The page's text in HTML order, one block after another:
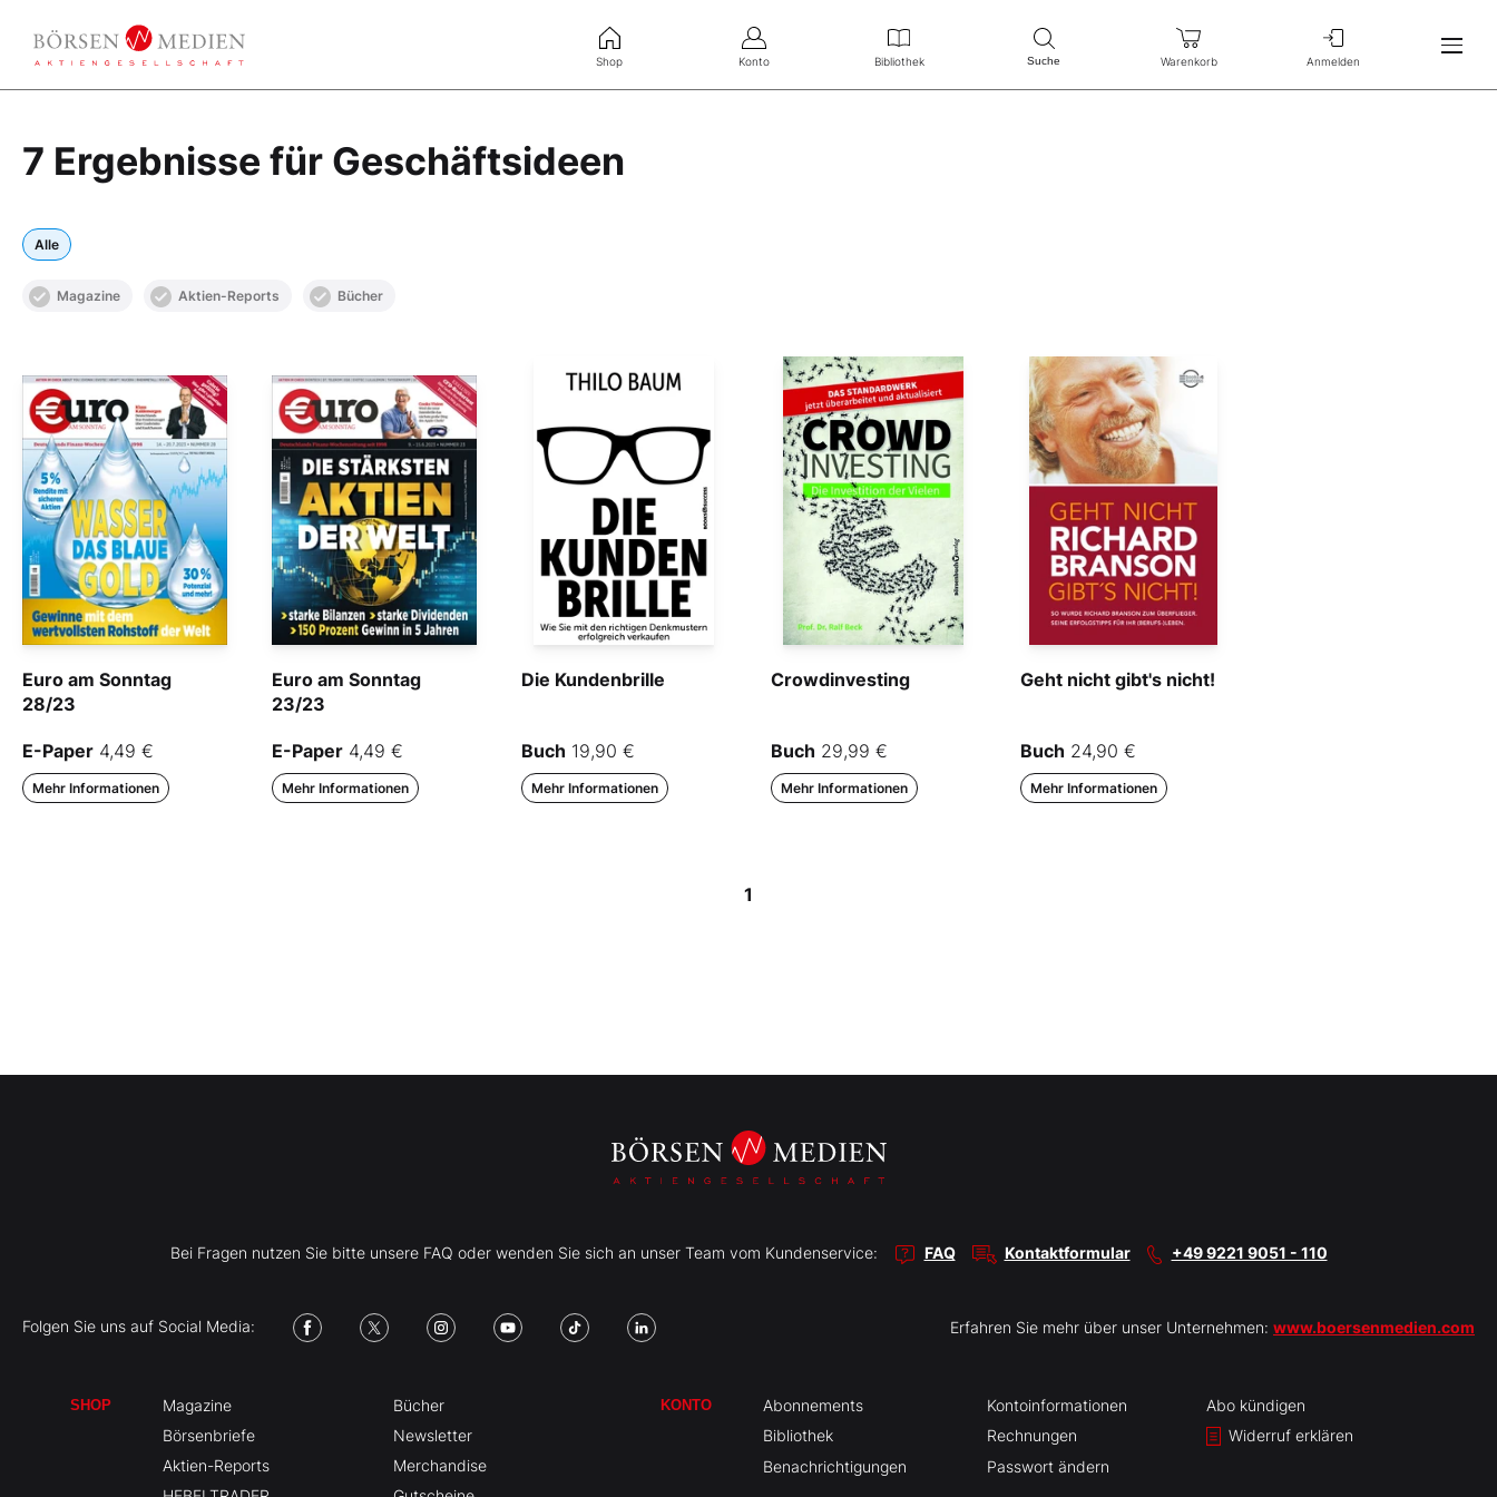
Shop Konto Bibliothek Suche Warenkorb Anmelden
7 Ergebnisse für Geschäftsideen
Alle
Magazine Aktien-Reports Bücher
Euro am Sonntag
28/23
E-Paper 4,49 €
Mehr Informationen
Euro am Sonntag
23/23
E-Paper 4,49 €
Mehr Informationen
Die Kundenbrille
Buch 19,90 €
Mehr Informationen
Crowdinvesting
Buch 29,99 €
Mehr Informationen
Geht nicht gibt's nicht!
Buch 24,90 €
Mehr Informationen
1
Bei Fragen nutzen Sie bitte unsere FAQ oder wenden Sie sich an unser Team vom Kundenservice: FAQ Kontaktformular +49 9221 9051 - 110
Folgen Sie uns auf Social Media: Erfahren Sie mehr über unser Unternehmen: www.boersenmedien.com
SHOP
Magazine
Börsenbriefe
Aktien-Reports
Bücher
Newsletter
Merchandise
KONTO
Abonnements
Bibliothek
Benachrichtigungen
Kontoinformationen
Rechnungen
Passwort ändern
Abo kündigen
Widerruf erklären